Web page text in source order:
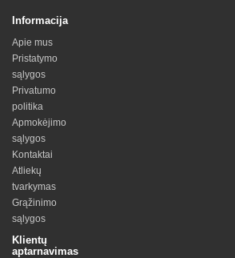
Informacija
Apie mus
Pristatymo
sąlygos
Privatumo
politika
Apmokėjimo
sąlygos
Kontaktai
Atliekų
tvarkymas
Grąžinimo
sąlygos
Klientų
aptarnavimas